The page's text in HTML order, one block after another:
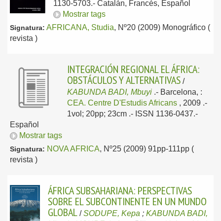
1130-5703.- Catalán, Francés, Español
Mostrar tags
Signatura: AFRICANA, Studia, Nº20 (2009) Monográfico (
revista )
INTEGRACIÓN REGIONAL EL ÁFRICA:
OBSTÁCULOS Y ALTERNATIVAS /
KABUNDA BADI, Mbuyi .- Barcelona, :
CEA. Centre D'Estudis Africans , 2009 .-
1vol; 20pp; 23cm .- ISSN 1136-0437.-
Español
Mostrar tags
Signatura: NOVA AFRICA, Nº25 (2009) 91pp-111pp (
revista )
ÁFRICA SUBSAHARIANA: PERSPECTIVAS
SOBRE EL SUBCONTINENTE EN UN MUNDO
GLOBAL /SODUPE, Kepa ; KABUNDA BADI,